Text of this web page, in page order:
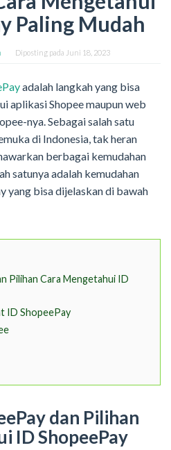
Paling Mudah
Diposting pada Juni 18, 2023
adalah langkah yang bisa
aplikasi Shopee maupun web
nya. Sebagai salah satu
di Indonesia, tak heran
berbagai kemudahan
satunya adalah kemudahan
yang bisa dijelaskan di bawah
Pilihan Cara Mengetahui ID
ID ShopeePay
dan Pilihan
ID ShopeePay